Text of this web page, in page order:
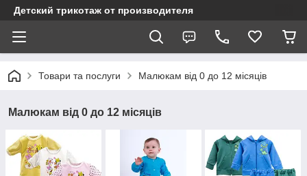
Детский трикотаж от производителя
Товари та послуги Малюкам від 0 до 12 місяців
Малюкам від 0 до 12 місяців